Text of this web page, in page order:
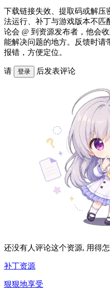
下载链接失效、提取码或解压
法运行、补丁与游戏版本不
论会 @ 到资源发布者，他会
能解决问题的地方。反馈时请
报错，方便定位。
请 登录 后发表评论
还没有人评论这个资源, 用得
补丁资源
狠狠地享受